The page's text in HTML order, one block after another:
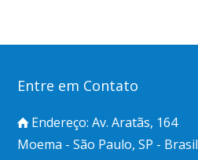
Entre em Contato
Endereço: Av. Aratãs, 164
Moema - São Paulo, SP - Brasil